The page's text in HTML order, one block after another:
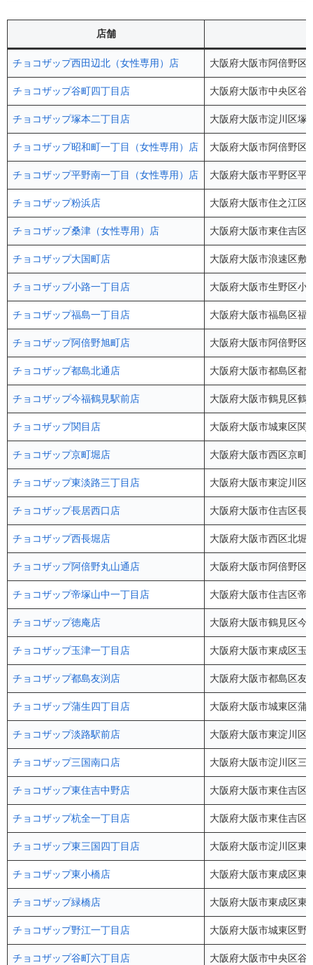
店舗
チョコザップ西田辺北（女性専用）店 大阪府大阪市阿倍野
チョコザップ谷町四丁目店 大阪府大阪市中央区
チョコザップ塚本二丁目店 大阪府大阪市淀川区
チョコザップ昭和町一丁目（女性専用）店 大阪府大阪市阿倍野
チョコザップ平野南一丁目（女性専用）店 大阪府大阪市平野区
チョコザップ粉浜店 大阪府大阪市住之江
チョコザップ桑津（女性専用）店 大阪府大阪市東住吉
チョコザップ大国町店 大阪府大阪市浪速区
チョコザップ小路一丁目店 大阪府大阪市生野区
チョコザップ福島一丁目店 大阪府大阪市福島区
チョコザップ阿倍野旭町店 大阪府大阪市阿倍野
チョコザップ都島北通店 大阪府大阪市都島区
チョコザップ今福鶴見駅前店 大阪府大阪市鶴見区
チョコザップ関目店 大阪府大阪市城東区
チョコザップ京町堀店 大阪府大阪市西区京
チョコザップ東淡路三丁目店 大阪府大阪市東淀川
チョコザップ長居西口店 大阪府大阪市住吉区
チョコザップ西長堀店 大阪府大阪市西区北
チョコザップ阿倍野丸山通店 大阪府大阪市阿倍野
チョコザップ帝塚山中一丁目店 大阪府大阪市住吉区
チョコザップ徳庵店 大阪府大阪市鶴見区
チョコザップ玉津一丁目店 大阪府大阪市東成区
チョコザップ都島友渕店 大阪府大阪市都島区
チョコザップ蒲生四丁目店 大阪府大阪市城東区
チョコザップ淡路駅前店 大阪府大阪市東淀川
チョコザップ三国南口店 大阪府大阪市淀川区
チョコザップ東住吉中野店 大阪府大阪市東住吉
チョコザップ杭全一丁目店 大阪府大阪市東住吉
チョコザップ東三国四丁目店 大阪府大阪市淀川区
チョコザップ東小橋店 大阪府大阪市東成区
チョコザップ緑橋店 大阪府大阪市東成区
チョコザップ野江一丁目店 大阪府大阪市城東区
チョコザップ谷町六丁目店 大阪府大阪市中央区